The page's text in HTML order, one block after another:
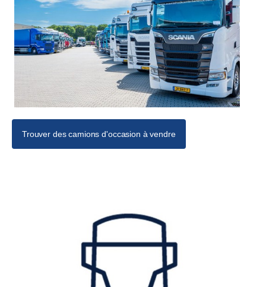
Trouver des camions d'occasion à vendre